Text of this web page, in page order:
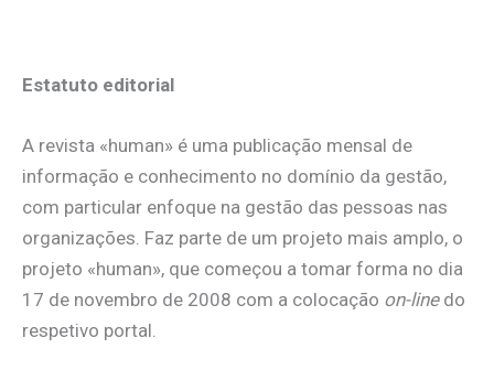
Estatuto editorial
A revista «human» é uma publicação mensal de
informação e conhecimento no domínio da gestão,
com particular enfoque na gestão das pessoas nas
organizações. Faz parte de um projeto mais amplo, o
projeto «human», que começou a tomar forma no dia
17 de novembro de 2008 com a colocação on-linedo
respetivo portal.